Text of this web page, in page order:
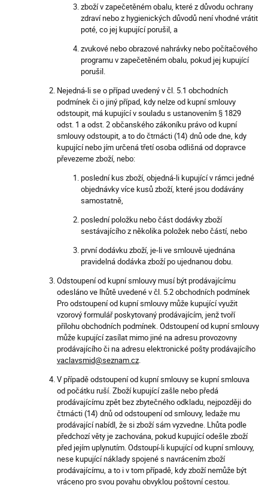
zboží v zapečetěném obalu, které z důvodu ochrany
zdraví nebo z hygienických důvodů není vhodné vrátit
poté, co jej kupující porušil, a
zvukové nebo obrazové nahrávky nebo počítačového
programu v zapečetěném obalu, pokud jej kupující
porušil.
Nejedná-li se o případ uvedený v čl. 5.1 obchodních
podmínek či o jiný případ, kdy nelze od kupní smlouvy
odstoupit, má kupující v souladu s ustanovením § 1829
odst. 1 a odst. 2 občanského zákoníku právo od kupní
smlouvy odstoupit, a to do čtrnácti (14) dnů ode dne, kdy
kupující nebo jím určená třetí osoba odlišná od dopravce
převezeme zboží, nebo:
poslední kus zboží, objedná-li kupující v rámci jedné
objednávky více kusů zboží, které jsou dodávány
samostatně,
poslední položku nebo část dodávky zboží
sestávajícího z několika položek nebo částí, nebo
první dodávku zboží, je-li ve smlouvě ujednána
pravidelná dodávka zboží po ujednanou dobu.
Odstoupení od kupní smlouvy musí být prodávajícímu
odesláno ve lhůtě uvedené v čl. 5.2 obchodních podmínek
Pro odstoupení od kupní smlouvy může kupující využit
vzorový formulář poskytovaný prodávajícím, jenž tvoří
přílohu obchodních podmínek. Odstoupení od kupní smlouvy
může kupující zasílat mimo jiné na adresu provozovny
prodávajícího či na adresu elektronické pošty prodávajícího
vaclavsmid@seznam.cz
V případě odstoupení od kupní smlouvy se kupní smlouva
od počátku ruší. Zboží kupující zašle nebo předá
prodávajícímu zpět bez zbytečného odkladu, nejpozději do
čtrnácti (14) dnů od odstoupení od smlouvy, ledaže mu
prodávající nabídl, že si zboží sám vyzvedne. Lhůta podle
předchozí věty je zachována, pokud kupující odešle zboží
před jejím uplynutím. Odstoupí-li kupující od kupní smlouvy,
nese kupující náklady spojené s navrácením zboží
prodávajícímu, a to i v tom případě, kdy zboží nemůže být
vráceno pro svou povahu obvyklou poštovní cestou.